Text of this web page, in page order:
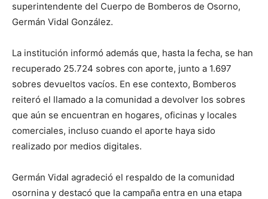
superintendente del Cuerpo de Bomberos de Osorno,
Germán Vidal González.
La institución informó además que, hasta la fecha, se han
recuperado 25.724 sobres con aporte, junto a 1.697
sobres devueltos vacíos. En ese contexto, Bomberos
reiteró el llamado a la comunidad a devolver los sobres
que aún se encuentran en hogares, oficinas y locales
comerciales, incluso cuando el aporte haya sido
realizado por medios digitales.
Germán Vidal agradeció el respaldo de la comunidad
osornina y destacó que la campaña entra en una etapa